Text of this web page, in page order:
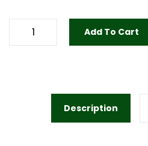
Add To Cart
Description